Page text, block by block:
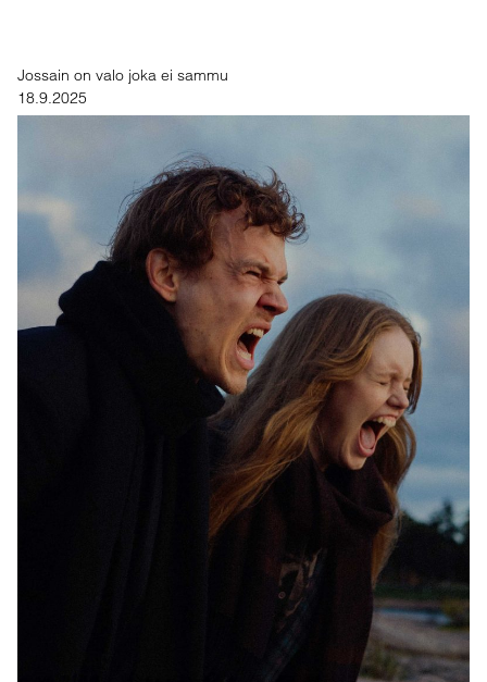
Jossain on valo joka ei sammu
18.9.2025